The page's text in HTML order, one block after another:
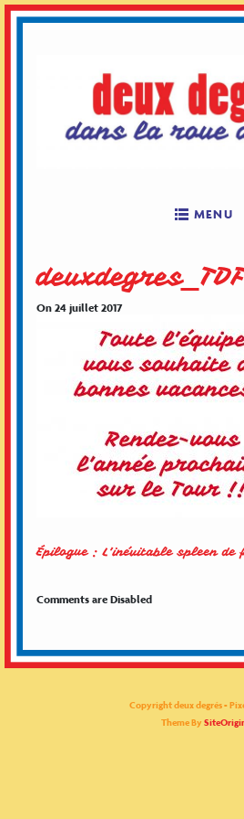
MENU
On 24 juillet 2017
Épilogue : L’inévitable spleen de
Comments are Disabled
Copyright deux degrés -
Theme By